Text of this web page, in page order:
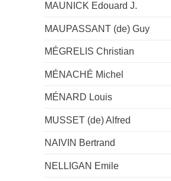
MAUNICK Edouard J.
MAUPASSANT (de) Guy
MÉGRELIS Christian
MÉNACHÉ Michel
MÉNARD Louis
MUSSET (de) Alfred
NAIVIN Bertrand
NELLIGAN Emile